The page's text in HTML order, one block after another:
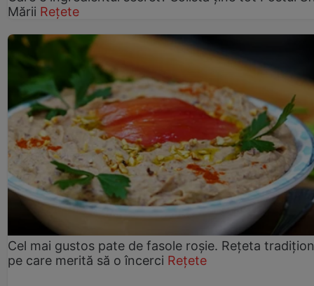
Mării Rețete
Cel mai gustos pate de fasole roșie. Rețeta
pe care merită să o încerci Rețete